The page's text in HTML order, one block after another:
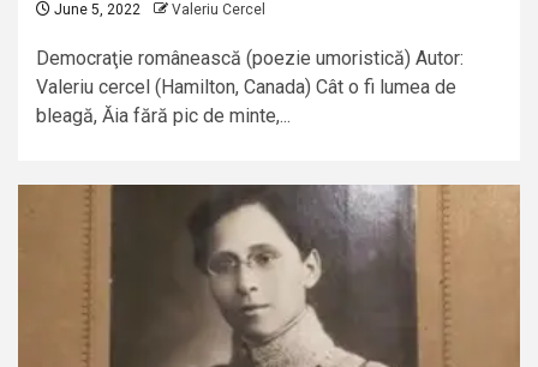
June 5, 2022 Valeriu Cercel
Democraţie românească (poezie umoristică) Autor:
Valeriu cercel (Hamilton, Canada) Cât o fi lumea de
bleagă, Ăia fără pic de minte,...